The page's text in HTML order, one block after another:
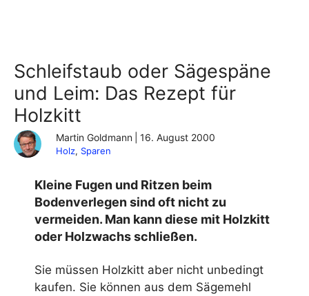
Schleifstaub oder Sägespäne
und Leim: Das Rezept für
Holzkitt
Martin Goldmann 16. August 2000
Holz, Sparen
Kleine Fugen und Ritzen beim
Bodenverlegen sind oft nicht zu
vermeiden. Man kann diese mit Holzkitt
oder Holzwachs schließen.
Sie müssen Holzkitt aber nicht unbedingt
kaufen. Sie können aus dem Sägemehl